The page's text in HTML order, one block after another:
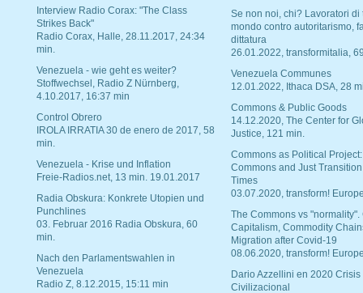
Interview Radio Corax: "The Class
Strikes Back"
Radio Corax, Halle, 28.11.2017, 24:34
min.
Venezuela - wie geht es weiter?
Stoffwechsel, Radio Z Nürnberg,
4.10.2017, 16:37 min
Control Obrero
IROLA IRRATIA 30 de enero de 2017, 58
min.
Venezuela - Krise und Inflation
Freie-Radios.net, 13 min. 19.01.2017
Radia Obskura: Konkrete Utopien und
Punchlines
03. Februar 2016 Radia Obskura, 60
min.
Nach den Parlamentswahlen in
Venezuela
Radio Z, 8.12.2015, 15:11 min
Se non noi, chi? Lavoratori di
mondo contro autoritarismo,
dittatura
26.01.2022, transformitalia,
Venezuela Communes
12.01.2022, Ithaca DSA, 28
Commons & Public Goods
14.12.2020, The Center for
Justice, 121 min.
Commons as Political Project:
Commons and Just
Times
03.07.2020, transform!
The Commons vs "normality".
Capitalism, Commodity
Migration after Covid-19
08.06.2020, transform!
Dario Azzellini en 2020 Crisis
Civilizacional